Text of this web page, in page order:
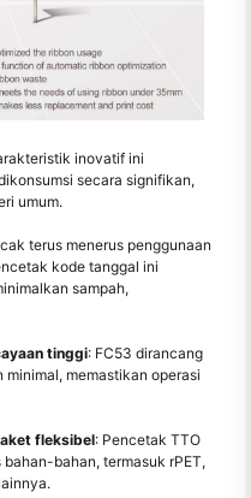
inovatif ini
secara signifikan,
umum.
terus menerus penggunaan
kode tanggal ini
sampah,
tinggi: FC53 dirancang
memastikan operasi
fleksibel: Pencetak TTO
bahan, termasuk rPET,